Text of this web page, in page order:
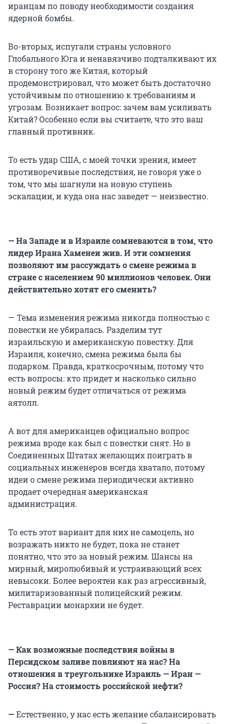
иранцам по поводу необходимости создания
ядерной бомбы.
Во-вторых, испугали страны условного
Глобального Юга и ненавязчиво подталкивают их
в сторону того же Китая, который
продемонстрировал, что может быть достаточно
устойчивым по отношению к требованиям и
угрозам. Возникает вопрос: зачем вам усиливать
Китай? Особенно если вы считаете, что это ваш
главный противник.
То есть удар США, с моей точки зрения, имеет
противоречивые последствия, не говоря уже о
том, что мы шагнули на новую ступень
эскалации, и куда она нас заведет — неизвестно.
— На Западе и в Израиле сомневаются в том, что
лидер Ирана Хаменеи жив. И эти сомнения
позволяют им рассуждать о смене режима в
стране с населением90 миллионовчеловек. Они
действительно хотят его сменить?
— Тема изменения режима никогда полностью с
повестки не убиралась. Разделим тут
израильскую и американскую повестку. Для
Израиля, конечно, смена режима была бы
подарком. Правда, краткосрочным, потому что
есть вопросы: кто придет и насколько сильно
новый режим будет отличаться от режима
аятолл.
А вот для американцев официально вопрос
режима вроде как был с повестки снят. Но в
Соединенных Штатах желающих поиграть в
социальных инженеров всегда хватало, потому
идеи о смене режима периодически активно
продает очередная американская
администрация.
То есть этот вариант для них не самоцель, но
возражать никто не будет, пока не станет
понятно, что это за новый режим. Шансы на
мирный, миролюбивый и устраивающий всех
невысоки. Более вероятен как раз агрессивный,
милитаризованный полицейский режим.
Реставрации монархии не будет.
— Как возможные последствия войны в
Персидском заливе повлияют на нас? На
отношения в треугольнике Израиль — Иран —
Россия? На стоимость российской нефти?
—Естественно, у нас есть желание сбалансировать